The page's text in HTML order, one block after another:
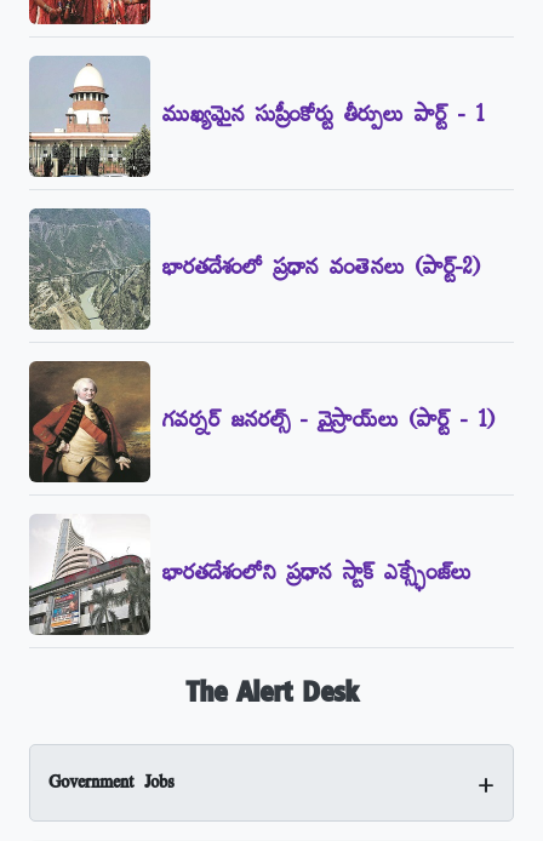
ముఖ్యమైన సుప్రీంకోర్టు తీర్పులు పార్ట్‌ - 1
భారతదేశంలో ప్రధాన వంతెనలు (పార్ట్‌-2)
గవర్నర్‌ జనరల్స్‌ - వైస్రాయ్‌లు (పార్ట్‌ - 1)
భారతదేశంలోని ప్రధాన స్టాక్‌ ఎక్స్ఛేంజ్‌లు
The Alert Desk
Government Jobs +